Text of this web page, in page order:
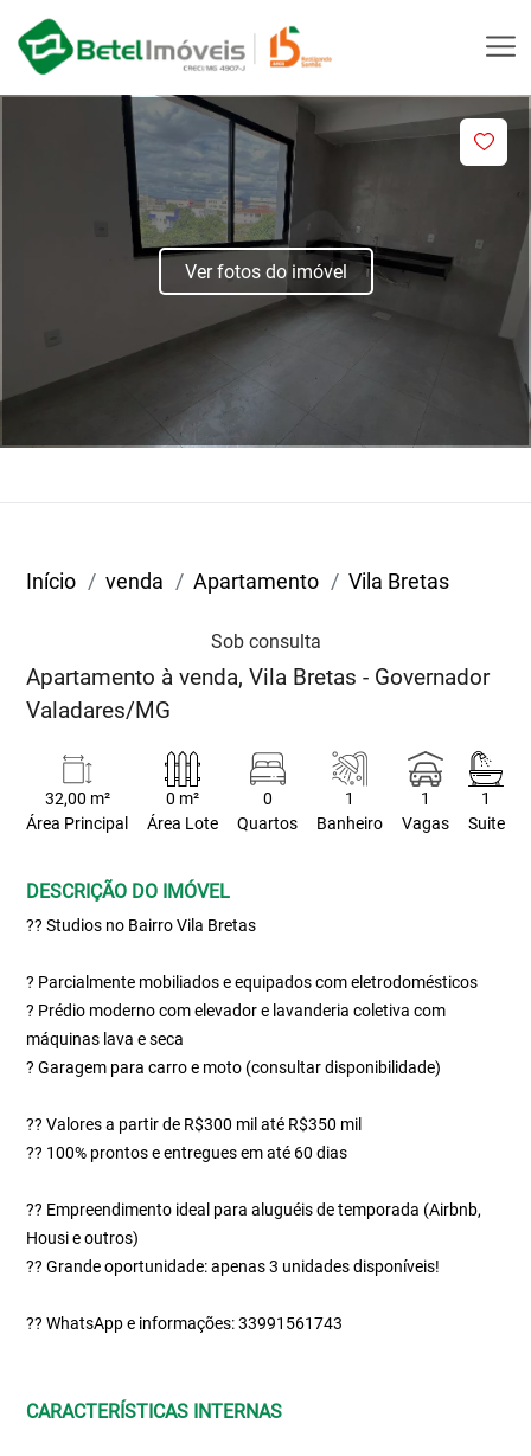
Ver fotos do imóvel
Início venda Apartamento Vila Bretas
Sob consulta
Apartamento à venda, Vila Bretas - Governador
Valadares/MG
32,00 m²
Área Principal
0 m²
Área Lote
0
Quartos
1
Banheiro
1
Vagas
1
Suite
DESCRIÇÃO DO IMÓVEL
?? Studios no Bairro Vila Bretas
? Parcialmente mobiliados e equipados com eletrodomésticos
? Prédio moderno com elevador e lavanderia coletiva com
máquinas lava e seca
? Garagem para carro e moto (consultar disponibilidade)
?? Valores a partir de R$300 mil até R$350 mil
?? 100% prontos e entregues em até 60 dias
?? Empreendimento ideal para aluguéis de temporada (Airbnb,
Housi e outros)
?? Grande oportunidade: apenas 3 unidades disponíveis!
?? WhatsApp e informações: 33991561743
CARACTERÍSTICAS INTERNAS